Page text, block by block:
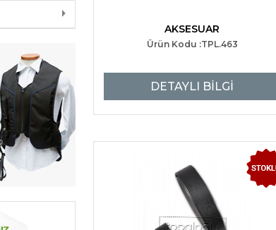
AKSESUAR
Ürün Kodu :TPL.463
DETAYLI BİLGİ